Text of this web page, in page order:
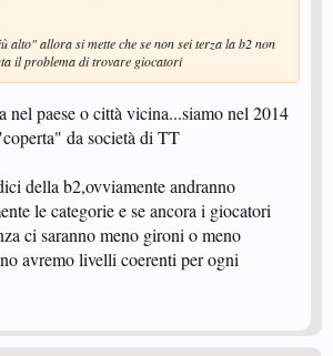
alto" allora si mette che se non sei terza la b2 non
il problema di trovare giocatori
nel paese o città vicina...siamo nel 2014
da società di TT
della b2,ovviamente andranno
le categorie e se ancora i giocatori
ci saranno meno gironi o meno
avremo livelli coerenti per ogni